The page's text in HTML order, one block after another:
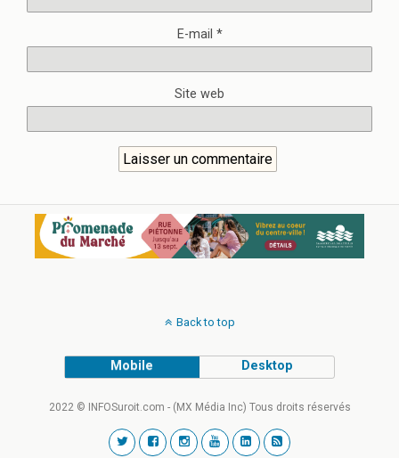
E-mail *
Site web
Back to top
Mobile Desktop
2022 © INFOSuroit.com - (MX Média Inc) Tous droits réservés